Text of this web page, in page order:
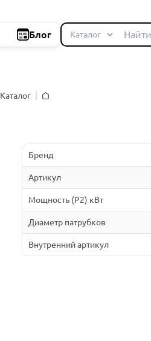
Блог
Каталог
Бренд
Артикул
Мощность (P2) кВт
Диаметр патрубков
Внутренний артикул